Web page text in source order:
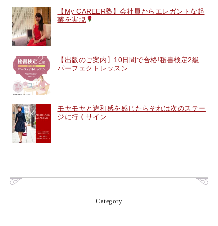
【My CAREER塾】会社員からエレガントな起
業を実現
【出版のご案内】10日間で合格!秘書検定2級
パーフェクトレッスン
モヤモヤと違和感を感じたらそれは次のステー
ジに行くサイン
Category